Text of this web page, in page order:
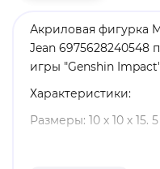
Акриловая фигурка
Jean 6975628240548
игры "Genshin
Характеристики:
Размеры: 10 х 10 х 15.